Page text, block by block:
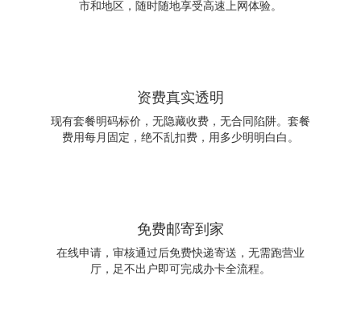
市和地区，随时随地享受高速上网体验。
资费真实透明
现有套餐明码标价，无隐藏收费，无合同陷阱。套餐
费用每月固定，绝不乱扣费，用多少明明白白。
免费邮寄到家
在线申请，审核通过后免费快递寄送，无需跑营业
厅，足不出户即可完成办卡全流程。